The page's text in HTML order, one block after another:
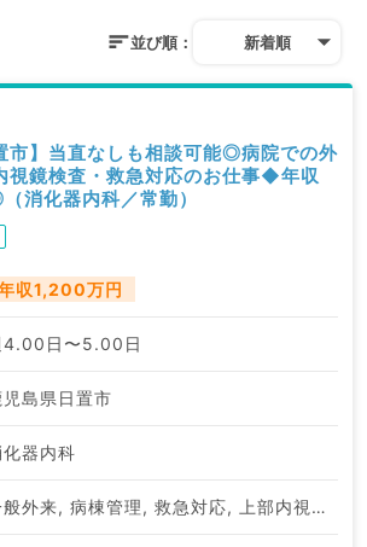
並び順： 新着順
市】当直なしも相談可能◎病院での外
視鏡検査・救急対応のお仕事◆年収
消化器内科／常勤）
収1,200万円
4.00日〜5.00日
児島県日置市
化器内科
一般外来, 病棟管理, 救急対応, 上部内視鏡検査（ＧＦ）, 下部内視鏡検査（ＣＦ）